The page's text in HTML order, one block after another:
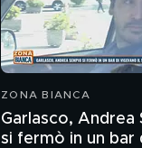
ZONA BIANCA
Garlasco, Andrea
si fermò in un bar